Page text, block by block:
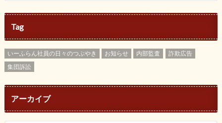
Tag
いーふらん社員の日々のつぶやき お知らせ 内部監査
詐欺広告
集団訴訟
アーカイブ